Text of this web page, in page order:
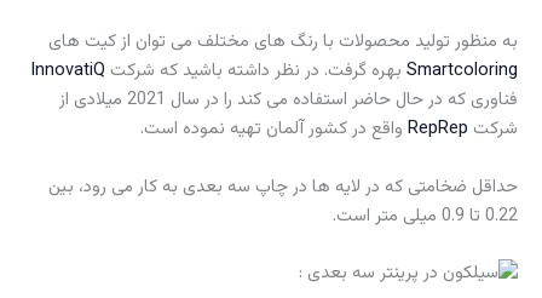
به منظور تولید محصولات با رنگ های مختلف می توان از کیت های
Smartcoloring بهره گرفت. در نظر داشته باشید که شرکت InnovatiQ
فناوری که در حال حاضر استفاده می کند را در سال 2021 میلادی از
شرکت RepRep واقع در کشور آلمان تهیه نموده است.
حداقل ضخامتی که در لایه ها در چاپ سه بعدی به کار می رود، بین
0.22 تا 0.9 میلی متر است.